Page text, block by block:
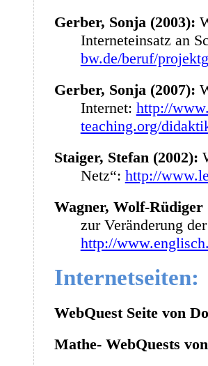
Gerber, Sonja (2003):
Interneteinsatz an
bw.de/beruf/
Gerber, Sonja (2007):
Internet: http://
teaching.org/
Staiger, Stefan (2002):
Netz“: http://
Wagner, Wolf-
zur Veränderung
http://
Internetseiten:
WebQuest Seite von
Mathe- WebQuests